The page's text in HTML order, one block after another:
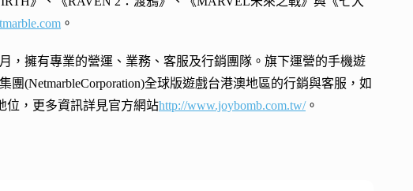
。
，擁有專業的營運、業務、客服及行銷團隊。旗下運營的手機遊
(NetmarbleCorporation)全球版遊戲台港澳地區的行銷與客服，如
位，更多資訊詳見官方網站http://www.joybomb.com.tw/。